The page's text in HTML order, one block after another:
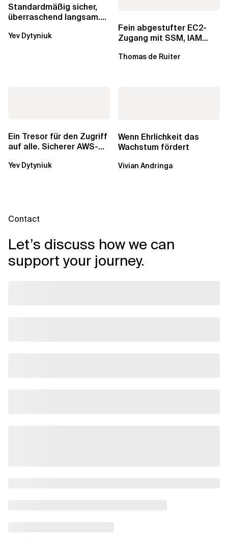
Standardmäßig sicher,
überraschend langsam.
über die RDS...
Yev Dytyniuk
Fein abgestufter EC2-
Zugang mit SSM, IAM
Thomas de Ruiter
Ein Tresor für den Zugriff
auf alle. Sicherer AWS-
Konten
Yev Dytyniuk
Wenn Ehrlichkeit das
Wachstum fördert
Vivian Andringa
Contact
Let’s discuss how we can
support your journey.